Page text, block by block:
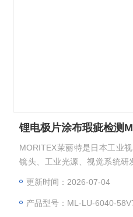
锂电极片涂布瑕疵检测
MORITEX茉丽特是日本工业
镜头、工业光源、视觉系统研
镜头、双远心镜头/准直光源、
更新时间：2026-07-04
产品型号：ML-LU-6040-